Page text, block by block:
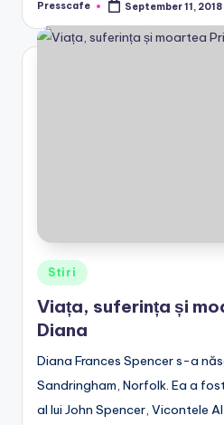
Posted
Presscafe September 11, 2018
Posted
Stiri
Viața, suferința și
Diana
Diana Frances Spencer s-a
Sandringham, Norfolk. Ea a
al lui John Spencer, Vicontele